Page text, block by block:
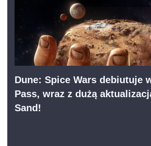
Dune: Spice Wars debiutuje
Pass, wraz z dużą
Sand!